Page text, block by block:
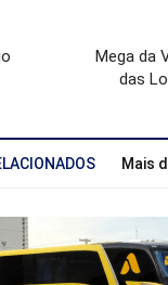
Mega da
das
Mais